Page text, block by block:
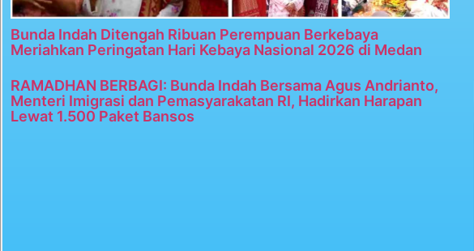
Bunda Indah Ditengah Ribuan Perempuan Berkebaya
Meriahkan Peringatan Hari Kebaya Nasional 2026 di Medan
RAMADHAN BERBAGI: Bunda Indah Bersama Agus Andrianto,
Menteri Imigrasi dan Pemasyarakatan RI, Hadirkan Harapan
Lewat 1.500 Paket Bansos